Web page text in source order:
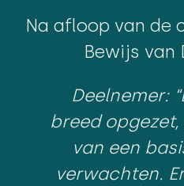
Na afloop van de
Bewijs van
Deelnemer:
breed
van een
verwachten.